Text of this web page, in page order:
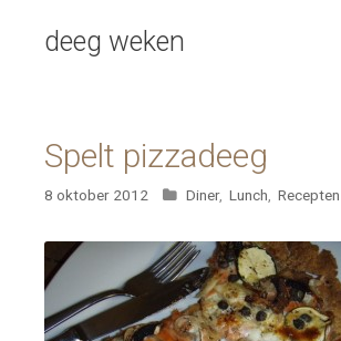
deeg weken
Spelt pizzadeeg
8 oktober 2012 Categorieën
Diner, Lunch, Recepten